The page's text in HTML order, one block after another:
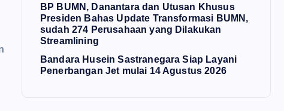
BP BUMN, Danantara dan Utusan Khusus
Presiden Bahas Update Transformasi BUMN,
sudah 274 Perusahaan yang Dilakukan
Streamlining
Bandara Husein Sastranegara Siap Layani
Penerbangan Jet mulai 14 Agustus 2026